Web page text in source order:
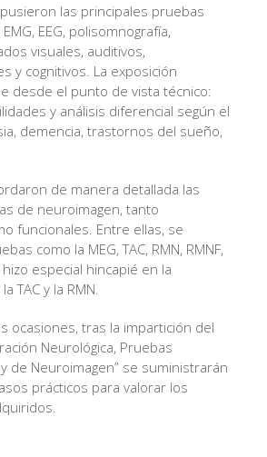
las principales pruebas
EEG, polisomnografía,
visuales, auditivos,
y cognitivos. La exposición
desde el punto de vista técnico:
y análisis diferencial según el
demencia, trastornos del sueño,
de manera detallada las
de neuroimagen, tanto
funcionales. Entre ellas, se
como la MEG, TAC, RMN, RMNF,
hizo especial hincapié en la
TAC y la RMN.
ocasiones, tras la impartición del
Neurológica, Pruebas
de Neuroimagen” se suministrarán
prácticos para valorar los